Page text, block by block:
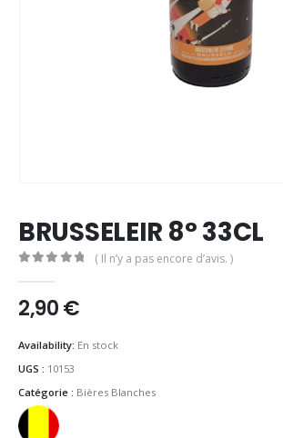
BRUSSELEIR 8° 33CL
( Il n’y a pas encore d’avis. )
2,90€
Availability: En stock
UGS : 10153
Catégorie : Bières Blanches